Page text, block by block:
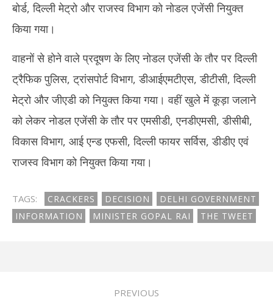
बोर्ड, दिल्ली मेट्रो और राजस्व विभाग को नोडल एजेंसी नियुक्त
किया गया।
वाहनों से होने वाले प्रदूषण के लिए नोडल एजेंसी के तौर पर दिल्ली
ट्रैफिक पुलिस, ट्रांसपोर्ट विभाग, डीआईएमटीएस, डीटीसी, दिल्ली
मेट्रो और जीएडी को नियुक्त किया गया। वहीं खुले में कूड़ा जलाने
को लेकर नोडल एजेंसी के तौर पर एमसीडी, एनडीएमसी, डीसीबी,
विकास विभाग, आई एन्ड एफसी, दिल्ली फायर सर्विस, डीडीए एवं
राजस्व विभाग को नियुक्त किया गया।
TAGS: CRACKERS DECISION
DELHI GOVERNMENT
INFORMATION
MINISTER GOPAL RAI THE TWEET
PREVIOUS